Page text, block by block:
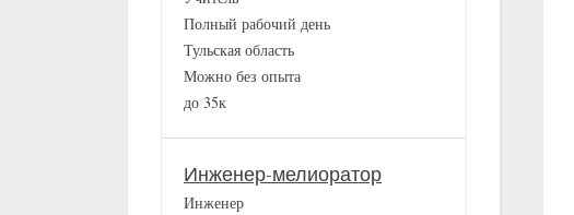
Полный рабочий день
Тульская область
Можно без опыта
до 35к
Инженер-мелиоратор
Инженер